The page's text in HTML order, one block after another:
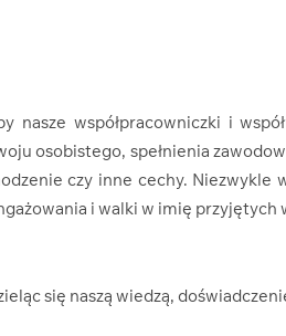
nasze współpracowniczki i
osobistego, spełnienia
czy inne cechy. Niezwykle
i walki w imię przyjętych
się naszą wiedzą,